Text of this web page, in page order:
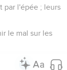
par l'épée ; leurs
le mal sur les